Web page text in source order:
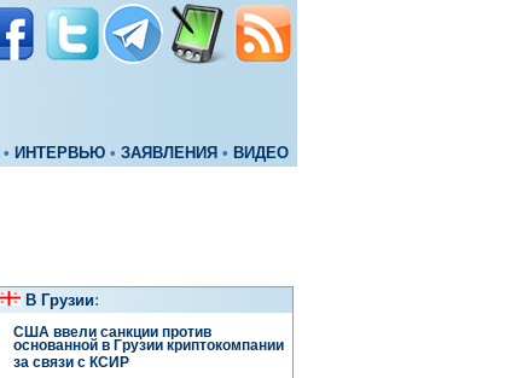
• ИНТЕРВЬЮ • ЗАЯВЛЕНИЯ • ВИДЕО
В Грузии:
США ввели санкции против
основанной в Грузии криптокомпании
за связи с КСИР